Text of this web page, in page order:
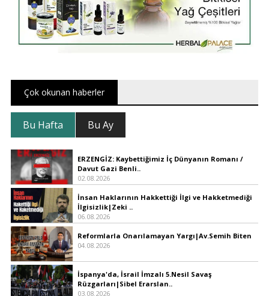
Çok okunan haberler
Bu Hafta Bu Ay
ERZENGİZ: Kaybettiğimiz İç Dünyanın Romanı /
Davut Gazi Benli..
02.08.2026
İnsan Haklarının Hakkettiği İlgi ve Hakketmediği
İlgisizlik|Zeki ..
06.08.2026
Reformlarla Onarılamayan Yargı|Av.Semih Biten
04.08.2026
İspanya'da, İsrail İmzalı 5.Nesil Savaş
Rüzgarları|Sibel Erarslan..
03.08.2026